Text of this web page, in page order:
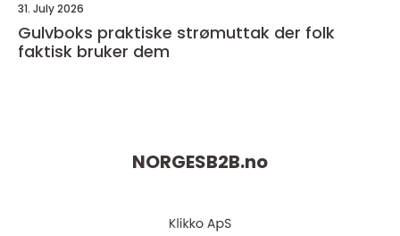
31. July 2026
Gulvboks praktiske strømuttak der folk
faktisk bruker dem
NORGESB2B.no